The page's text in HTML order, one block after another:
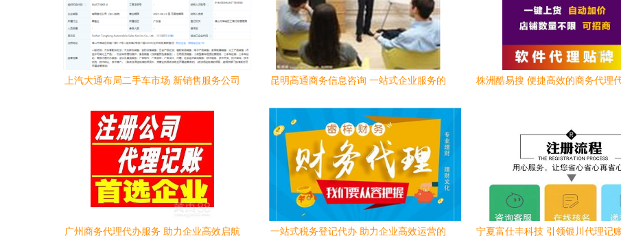
上汽大通布局二手车市场 新销售服务公司
昆明高通商务信息咨询 一站式企业服务的
株洲酷易搜 便捷高效的商务代理
广州商务代理代办服务 助力企业高效启航
一站式税务登记代办 助力企业高效运营的
宁夏富仕丰科技 引领银川代理记